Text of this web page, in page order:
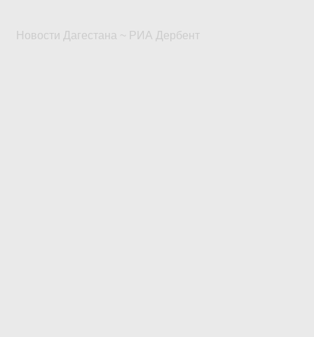
Новости Дагестана ~ РИА Дербент